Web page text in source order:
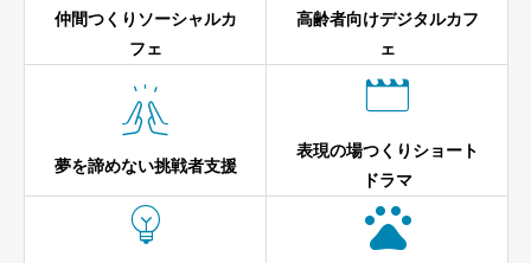
仲間つくりソーシャルカ
フェ
高齢者向けデジタルカフ
ェ

夢を諦めない挑戦者支援

表現の場つくりショート
ドラマ
 